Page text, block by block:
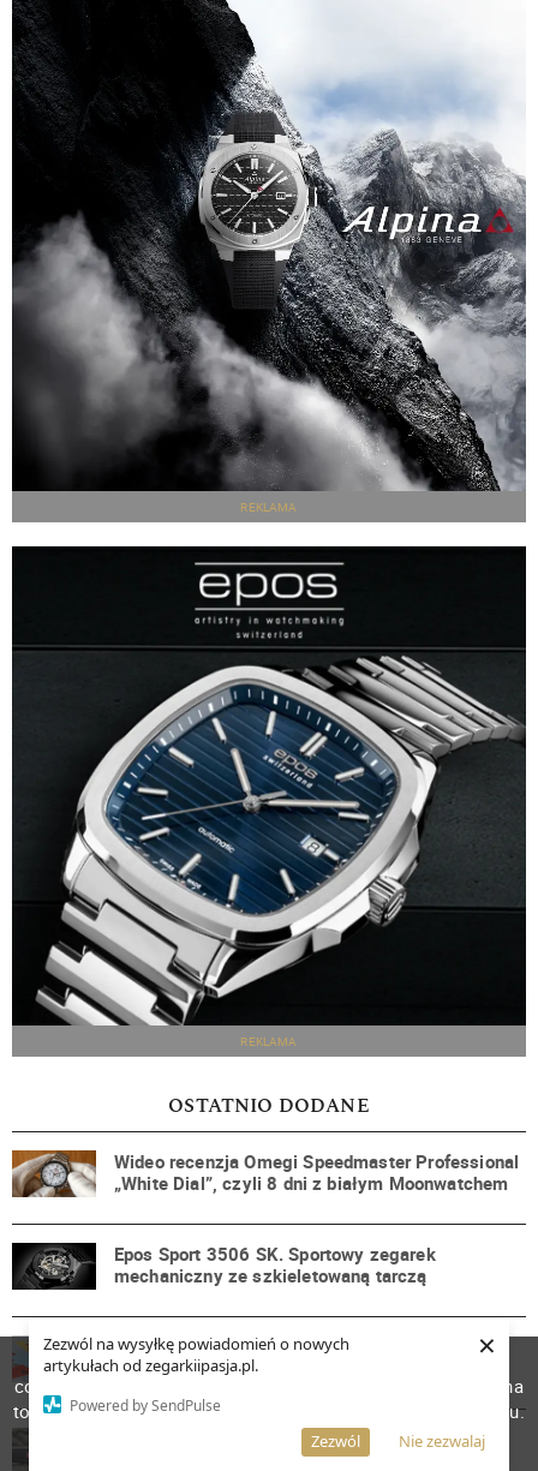
Zezwól na wysyłkę powiadomień o nowych
artykułach od zegarkiipasja.pl.
Powered by SendPulse
Nie zezwalaj
Zezwól
×
REKLAMA
REKLAMA
OSTATNIO DODANE
Wideo recenzja Omegi Speedmaster Professional
„White Dial”, czyli 8 dni z białym Moonwatchem
Epos Sport 3506 SK. Sportowy zegarek
mechaniczny ze szkieletowaną tarczą
Ball Engineer Master II Snoopy Flying Ace.
Podniebny as przestworzy na tarczy zegarka!
Yema Flygraf Pilot French Air Force. Oficjalny
zegarek francuskich Sił Powietrznych i
W celu poprawienia jakości usług korzystamy z plików
cookies. Pozostanie na stronie oznacza, iż wyrażasz zgodę na
to, że pliki cookies będą przechowywane w Twoim urządzeniu.
Więcej informacji